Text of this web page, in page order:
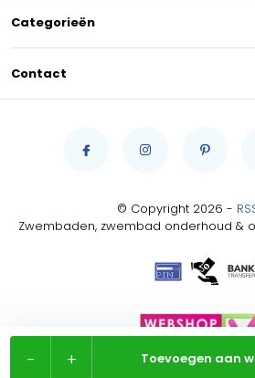
+
- Toevoegen aan
Categorieën
Contact
© Copyright 2026 -
Zwembaden, zwembad onderhoud &